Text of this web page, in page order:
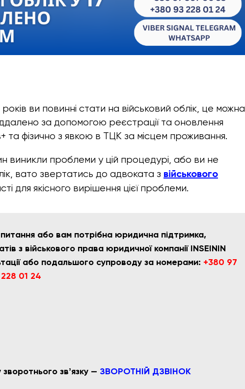
ви повинні стати на військовий облік, це можна
за допомогою реєстрації та оновлення
та фізично з явкою в ТЦК за місцем проживання.
виникли проблеми у цій процедурі, або ви не
вато звертатись до адвоката з військового
для якісного вирішення цієї проблеми.
або вам потрібна юридична підтримка,
з військового права юридичної компанії INSEININ
або подальшого супроводу за номерами: +380 97
01 24
звʼязку — ЗВОРОТНІЙ ДЗВІНОК